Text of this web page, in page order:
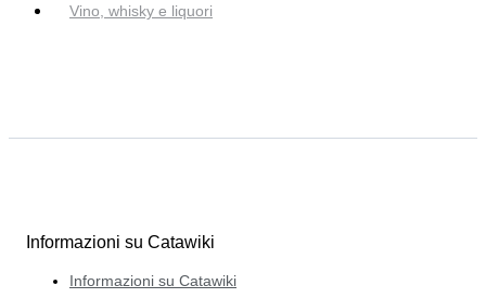
Vino, whisky e liquori
Informazioni su Catawiki
Informazioni su Catawiki